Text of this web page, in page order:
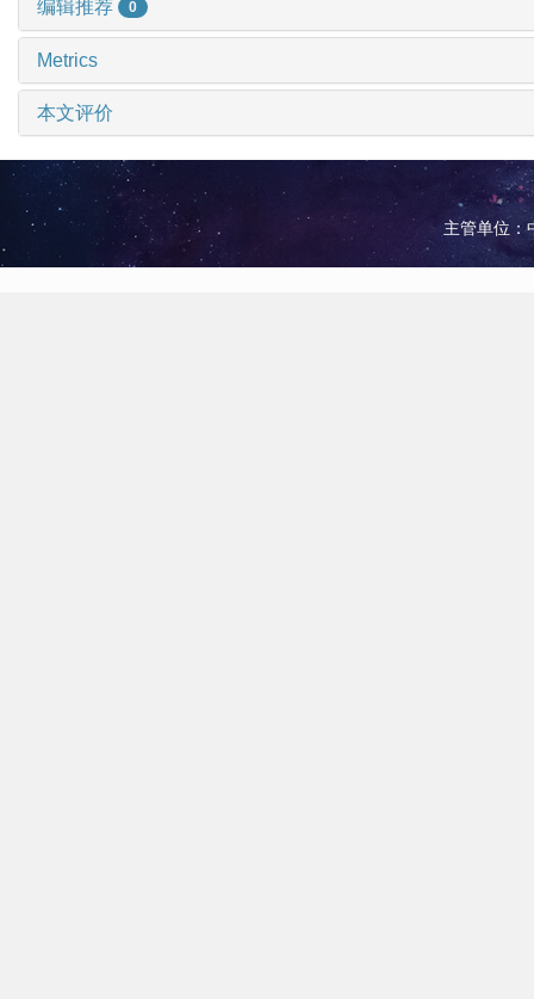
编辑推荐 0
Metrics
本文评价
主管单位：